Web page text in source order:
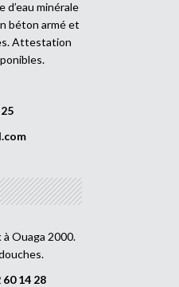
d’eau minérale
béton armé et
Attestation
à Ouaga 2000.
60 14 28